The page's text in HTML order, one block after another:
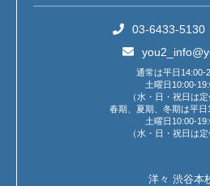
03-6433-5130
通常は平日14:00-
土曜日10:00-
（水・日・祝日は定
春期、夏期、冬期は平日
土曜日10:00-
（水・日・祝日は定
洋々 渋谷本